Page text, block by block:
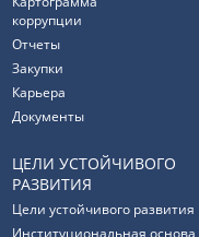
коррупции
Отчеты
Закупки
Карьера
Документы
ЦЕЛИ УСТОЙЧИВОГО
РАЗВИТИЯ
Цели устойчивого развития
Институциональная основа